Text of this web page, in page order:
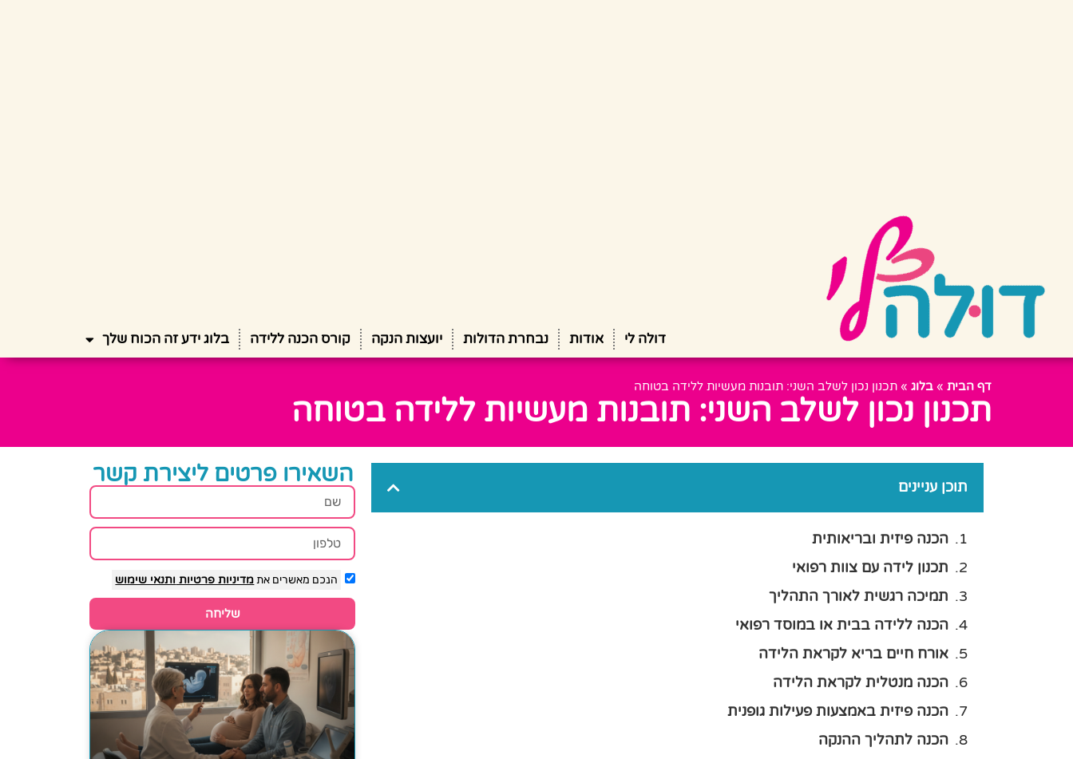
דולה לי אודות נבחרת הדולות יועצות הנקה קורס הכנה ללידה בלוג ידע זה הכוח שלך
דף הבית » בלוג » תכנון נכון לשלב השני: תובנות מעשיות ללידה בטוחה
תכנון נכון לשלב השני: תובנות מעשיות ללידה בטוחה
תוכן עניינים
הכנה פיזית ובריאותית
תכנון לידה עם צוות רפואי
תמיכה רגשית לאורך התהליך
הכנה ללידה בבית או במוסד רפואי
אורח חיים בריא לקראת הלידה
הכנה מנטלית לקראת הלידה
הכנה פיזית באמצעות פעילות גופנית
הכנה לתהליך ההנקה
השאירו פרטים ליצירת קשר
הנכם מאשרים אתמדיניות פרטיות ותנאי שימוש
שליחה